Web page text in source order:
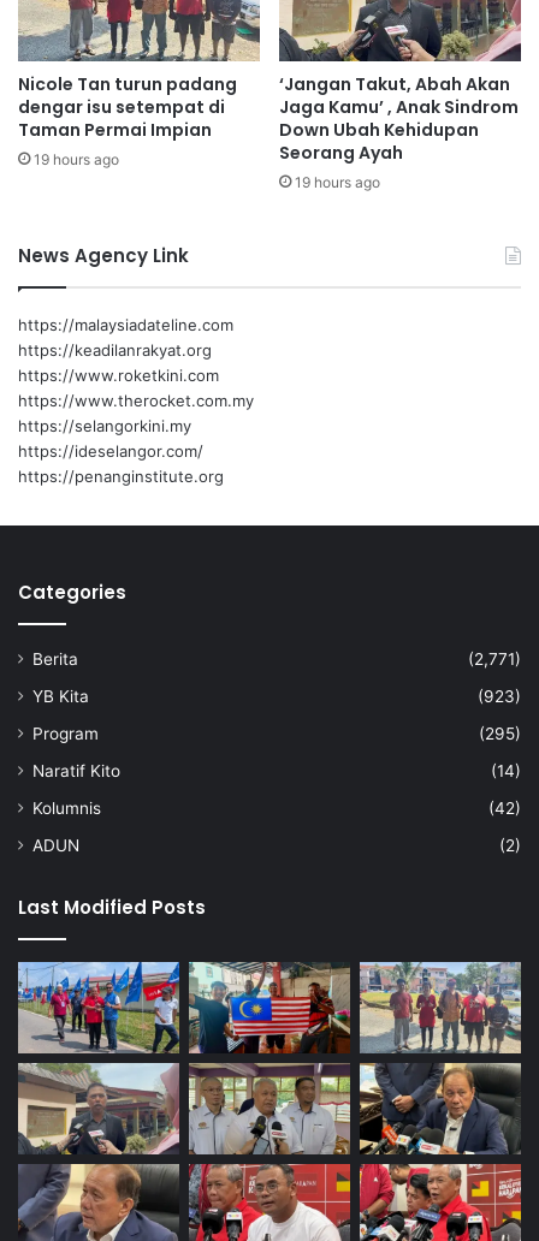
n
d
d
k
h
a
2
6
a
)
2
0
2
6
p
a
s
a
g
o
l
o
n
g
u
n
g
a
l
Nicole Tan turun padang
dengar isu setempat di
Taman Permai Impian
19 hours ago
‘Jangan Takut, Abah Akan
Jaga Kamu’ , Anak Sindrom
Down Ubah Kehidupan
Seorang Ayah
19 hours ago
News Agency Link
https://malaysiadateline.com
https://keadilanrakyat.org
https://www.roketkini.com
https://www.therocket.com.my
https://selangorkini.my
https://ideselangor.com/
https://penanginstitute.org
Categories
Berita
(2,771)
YB Kita
(923)
Program
(295)
Naratif Kito
(14)
Kolumnis
(42)
ADUN
(2)
Last Modified Posts